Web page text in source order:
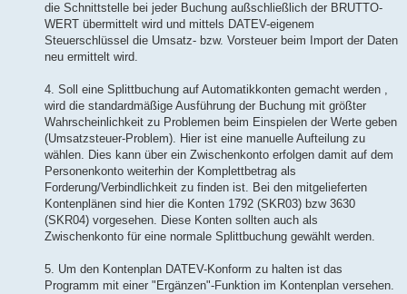
die Schnittstelle bei jeder Buchung außschließlich der BRUTTO-
WERT übermittelt wird und mittels DATEV-eigenem
Steuerschlüssel die Umsatz- bzw. Vorsteuer beim Import der Daten
neu ermittelt wird.
4. Soll eine Splittbuchung auf Automatikkonten gemacht werden ,
wird die standardmäßige Ausführung der Buchung mit größter
Wahrscheinlichkeit zu Problemen beim Einspielen der Werte geben
(Umsatzsteuer-Problem). Hier ist eine manuelle Aufteilung zu
wählen. Dies kann über ein Zwischenkonto erfolgen damit auf dem
Personenkonto weiterhin der Komplettbetrag als
Forderung/Verbindlichkeit zu finden ist. Bei den mitgelieferten
Kontenplänen sind hier die Konten 1792 (SKR03) bzw 3630
(SKR04) vorgesehen. Diese Konten sollten auch als
Zwischenkonto für eine normale Splittbuchung gewählt werden.
5. Um den Kontenplan DATEV-Konform zu halten ist das
Programm mit einer "Ergänzen"-Funktion im Kontenplan versehen.